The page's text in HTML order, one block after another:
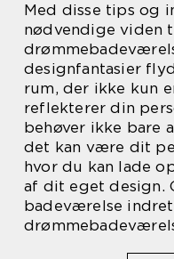
Med disse tips og
nødvendige viden
designfantasier
rum, der ikke kun
reflekterer din
behøver ikke bare
det kan være dit
hvor du kan lade
af dit eget design.
badeværelse